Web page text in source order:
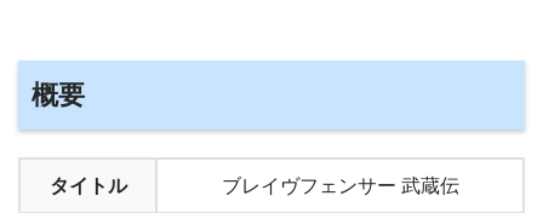
概要
タイトル ブレイヴフェンサー 武蔵伝